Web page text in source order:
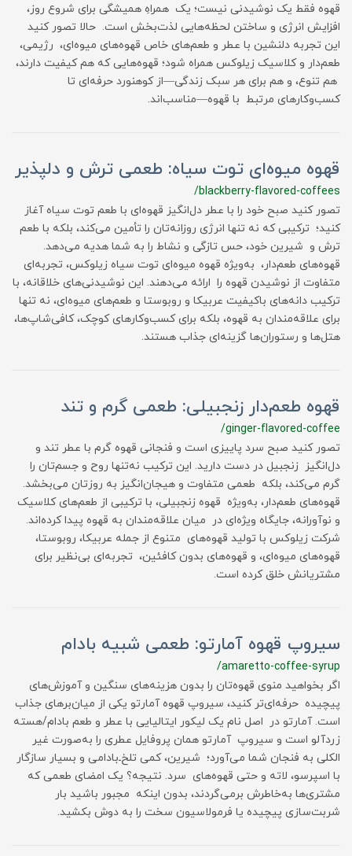
قهوه فقط یک نوشیدنی نیست؛ یک همراهِ همیشگی برای شروع روز،
افزایش انرژی و ساختن لحظه‌هایی لذت‌بخش است. حالا تصور کنید
این تجربه دلنشین با عطر و طعم‌های خاص قهوه‌های میوه‌ای، رژیمی،
طعم‌دار و کلاسیک زیلوکس همراه شود؛ قهوه‌هایی که هم کیفیت دارند،
هم تنوع، و هم برای هر سبک زندگی—از کوهنورد حرفه‌ای تا
کسب‌وکارهای مرتبط با قهوه—مناسب‌اند.
قهوه میوه‌ای توت سیاه: طعمی ترش و دلپذیر
/blackberry-flavored-coffees
تصور کنید صبح خود را با عطر دل‌انگیز قهوه‌ای با طعم توت سیاه آغاز
کنید؛ ترکیبی که نه تنها انرژی روزانه‌تان را تأمین می‌کند، بلکه با طعم
ترش و شیرین خود، حس تازگی و نشاط را به شما هدیه می‌دهد.
قهوه‌های طعم‌دار، به‌ویژه قهوه میوه‌ای توت سیاه زیلوکس، تجربه‌ای
متفاوت از نوشیدن قهوه را ارائه می‌دهند. این نوشیدنی‌های خلاقانه، با
ترکیب دانه‌های باکیفیت عربیکا و روبوستا و طعم‌های میوه‌ای، نه تنها
برای علاقه‌مندان به قهوه، بلکه برای کسب‌وکارهای کوچک، کافی‌شاپ‌ها،
هتل‌ها و رستوران‌ها گزینه‌ای جذاب هستند.
قهوه طعم‌دار زنجبیلی: طعمی گرم و تند
/ginger-flavored-coffee
تصور کنید صبح سرد پاییزی است و فنجانی قهوه گرم با عطر تند و
دل‌انگیز زنجبیل در دست دارید. این ترکیب نه‌تنها روح و جسم‌تان را
گرم می‌کند، بلکه طعمی متفاوت و هیجان‌انگیز به روزتان می‌بخشد.
قهوه‌های طعم‌دار، به‌ویژه قهوه زنجبیلی، با ترکیبی از طعم‌های کلاسیک
و نوآورانه، جایگاه ویژه‌ای در میان علاقه‌مندان به قهوه پیدا کرده‌اند.
شرکت زیلوکس با تولید قهوه‌های متنوع از جمله عربیکا، روبوستا،
قهوه‌های میوه‌ای، و قهوه‌های بدون کافئین، تجربه‌ای بی‌نظیر برای
مشتریانش خلق کرده است.
سیروپ قهوه آمارتو: طعمی شبیه بادام
/amaretto-coffee-syrup
اگر بخواهید منوی قهوه‌تان را بدون هزینه‌های سنگین و آموزش‌های
پیچیده حرفه‌ای‌تر کنید، سیروپ قهوه آمارتو یکی از میان‌برهای جذاب
است. آمارتو در اصل نام یک لیکور ایتالیایی با عطر و طعم بادام/هسته
زردآلو است و سیروپ آمارتو همان پروفایل عطری را به‌صورت غیر
الکلی به فنجان شما می‌آورد؛ شیرین، کمی تلخ‌ـ‌بادامی و بسیار سازگار
با اسپرسو، لاته و حتی قهوه‌های سرد. نتیجه؟ یک امضای طعمی که
مشتری‌ها به‌خاطرش برمی‌گردند، بدون اینکه مجبور باشید بار
شربت‌سازی پیچیده یا فرمولاسیون سخت را به دوش بکشید.